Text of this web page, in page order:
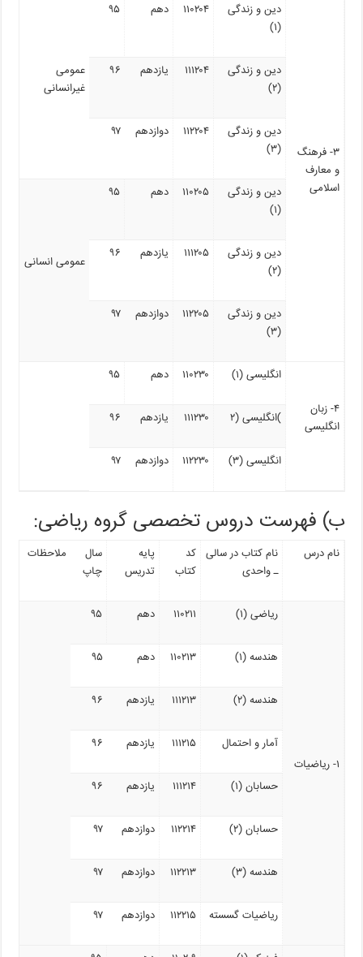
۳- فرهنگ
و معارف
اسلامی
دین و زندگی
(۱)
۱۱۰۲۰۴ دهم ۹۵
عمومی
غیرانسانی
دین و زندگی
(۲)
۱۱۱۲۰۴ یازدهم ۹۶
دین و زندگی
(۳)
۱۱۲۲۰۴ دوازدهم ۹۷
دین و زندگی
(۱)
۱۱۰۲۰۵ دهم ۹۵
عمومی انسانی
دین و زندگی
(۲)
۱۱۱۲۰۵ یازدهم ۹۶
دین و زندگی
(۳)
۱۱۲۲۰۵ دوازدهم ۹۷
۴- زبان
انگلیسی
انگلیسی (۱) ۱۱۰۲۳۰ دهم ۹۵
انگلیسی (۲) ۱۱۱۲۳۰ یازدهم ۹۶
انگلیسی (۳) ۱۱۲۲۳۰ دوازدهم ۹۷
ب) فهرست دروس تخصصی گروه ریاضی:
نام درس
نام کتاب در سالی
ـ واحدی
کد
کتاب
پایه
تدریس
سال
چاپ
ملاحظات
۱- ریاضیات
ریاضی (۱) ۱۱۰۲۱۱ دهم ۹۵
هندسه (۱) ۱۱۰۲۱۳ دهم ۹۵
هندسه (۲) ۱۱۱۲۱۳ یازدهم ۹۶
آمار و احتمال ۱۱۱۲۱۵ یازدهم ۹۶
حسابان (۱) ۱۱۱۲۱۴ یازدهم ۹۶
حسابان (۲) ۱۱۲۲۱۴ دوازدهم ۹۷
هندسه (۳) ۱۱۲۲۱۳ دوازدهم ۹۷
ریاضیات گسسته ۱۱۲۲۱۵ دوازدهم ۹۷